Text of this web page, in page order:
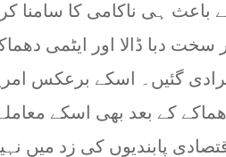
باعث ہی ناکامی کا سامنا
سخت دبا ڈالا اور ایٹمی
گئیں۔ اسکے برعکس
کے بعد بھی اسکے
پابندیوں کی زد میں نہیں لایا